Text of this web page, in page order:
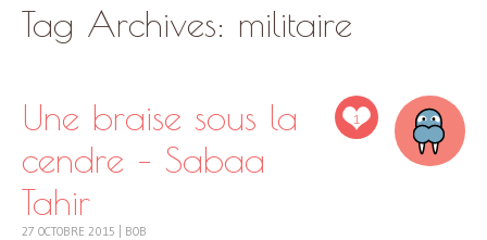
TO
CONTENT
Tag Archives: militaire
1
Une braise sous la
cendre – Sabaa
Tahir
27 OCTOBRE 2015 BOB